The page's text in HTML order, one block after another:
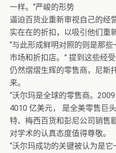
一样。“严峻的形势
逼迫百货业重新审视自己的经
实在在的折扣，以吸引他们重
“与此形成鲜明对照的则是那
市场和折扣店。” 提到这些经
仍然熠熠生辉的零售商，尼斯
来。
“沃尔玛是全球的零售商。
4010 亿美元， 是全美零售巨
特、梅西百货和彭尼公司销售
对学术的认真态度值得尊敬。
“沃尔玛成功的关键被认为是它